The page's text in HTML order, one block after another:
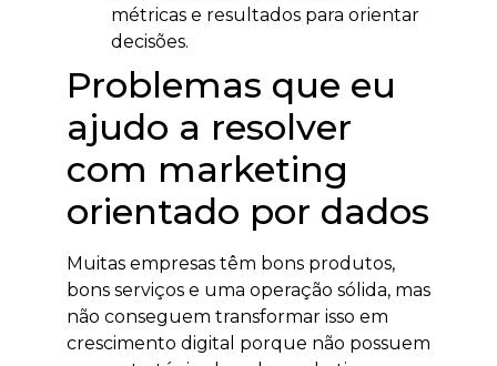
métricas e resultados para orientar
decisões.
Problemas que eu
ajudo a resolver
com marketing
orientado por dados
Muitas empresas têm bons produtos,
bons serviços e uma operação sólida, mas
não conseguem transformar isso em
crescimento digital porque não possuem